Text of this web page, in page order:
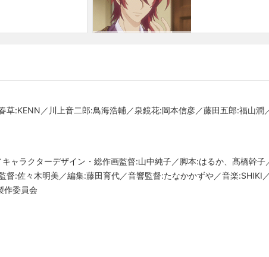
草:KENN／川上音二郎:鳥海浩輔／泉鏡花:岡本信彦／藤田五郎:福山潤
ャラクターデザイン・総作画監督:山中純子／脚本:はるか、髙橋幹子
督:佐々木明美／編集:藤田育代／音響監督:たなかかずや／音楽:SHIKI
作委員会